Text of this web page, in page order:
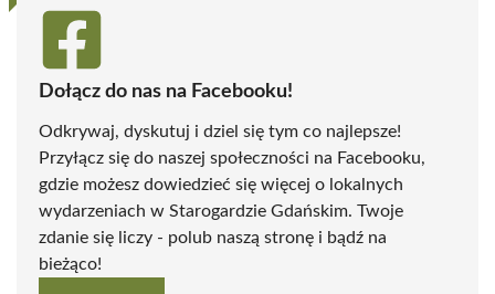
Dołącz do nas na Facebooku!
Odkrywaj, dyskutuj i dziel się tym co najlepsze!
Przyłącz się do naszej społeczności na Facebooku,
gdzie możesz dowiedzieć się więcej o lokalnych
wydarzeniach w Starogardzie Gdańskim. Twoje
zdanie się liczy - polub naszą stronę i bądź na
bieżąco!